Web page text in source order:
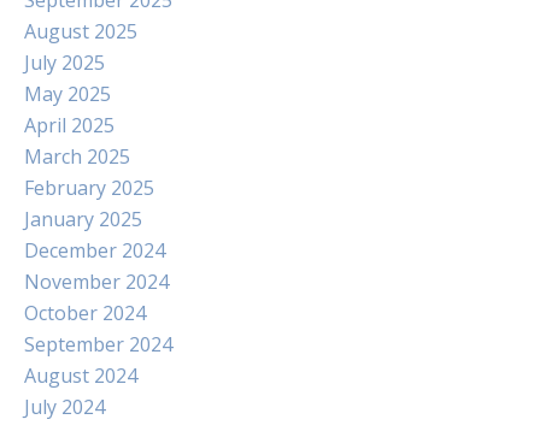
August 2025
July 2025
May 2025
April 2025
March 2025
February 2025
January 2025
December 2024
November 2024
October 2024
September 2024
August 2024
July 2024